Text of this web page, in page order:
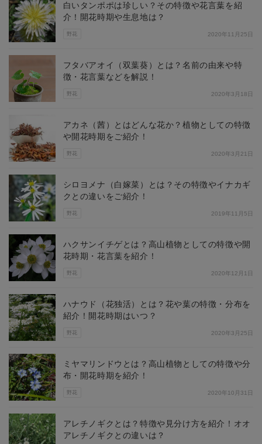
野花
白いタンポポは珍しい？その特徴や花言葉を紹
介！開花時期や生息地は？
2020年11月25日
野花
フタバアオイ（双葉葵）とは？名前の由来や特
徴・花言葉などを解説！
2020年3月18日
野花
アカネ（茜）とはどんな花か？植物としての特徴
や開花時期をご紹介！
2020年3月21日
野花
シロヨメナ（白嫁菜）とは？その特徴やイナカギ
クとの違いをご紹介！
2019年11月5日
野花
ハクサンイチゲとは？高山植物としての特徴や開
花時期・花言葉を紹介！
2020年12月1日
野花
ハナウド（花独活）とは？花や葉の特徴・分布を
紹介！開花時期はいつ？
2020年3月25日
野花
ミヤマリンドウとは？高山植物としての特徴や分
布・開花時期を紹介！
2020年10月31日
アレチノギクとは？特徴や見分け方を紹介！オオ
アレチノギクとの違いは？